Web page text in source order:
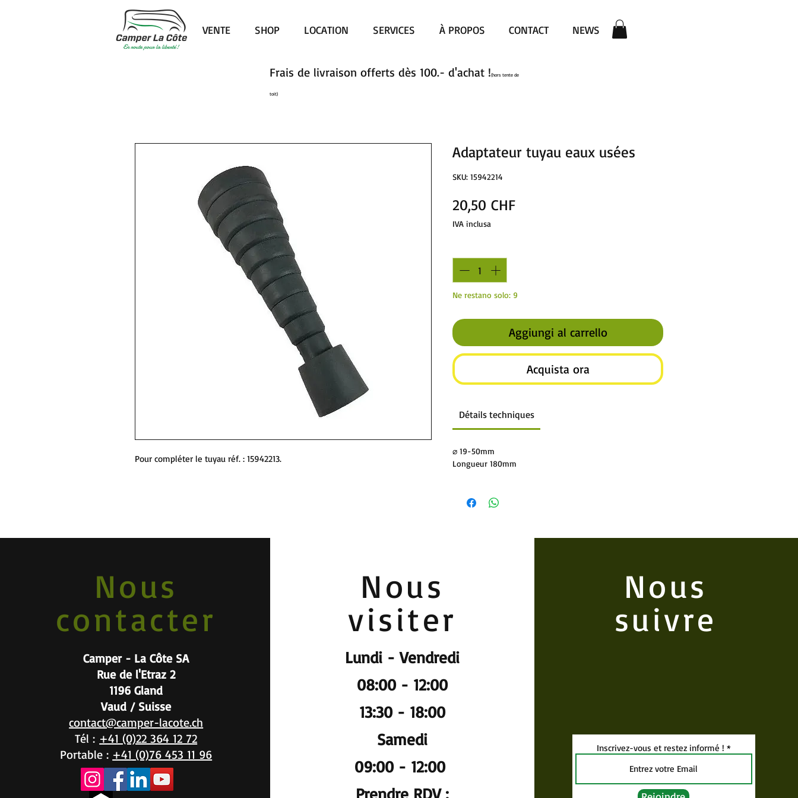
VENTE SHOP LOCATION SERVICES À PROPOS CONTACT NEWS
Pour compléter le tuyau réf. : 15942213.
Adaptateur tuyau eaux usées
SKU: 15942214
20,50 CHFPrezzo
IVA inclusa
Ne restano solo: 9
Aggiungi al carrello
Acquista ora
Détails techniques
⌀ 19-50mm
Longueur 180mm
Frais de livraison offerts dès 100.- d'achat !(hors tente de
toit)
Nous
contacter
Camper - La Côte SA
Rue de l'Etraz 2
1196 Gland
Vaud / Suisse
contact@camper-lacote.ch
Tél : +41 (0)22 364 12 72
Portable : +41 (0)76 453 11 96
Nous
visiter
Lundi - Vendredi
08:00 - 12:00
13:30 - 18:00
Samedi
09:00 - 12:00
Prendre RDV :
Nous
suivre
Inscrivez-vous et restez informé !